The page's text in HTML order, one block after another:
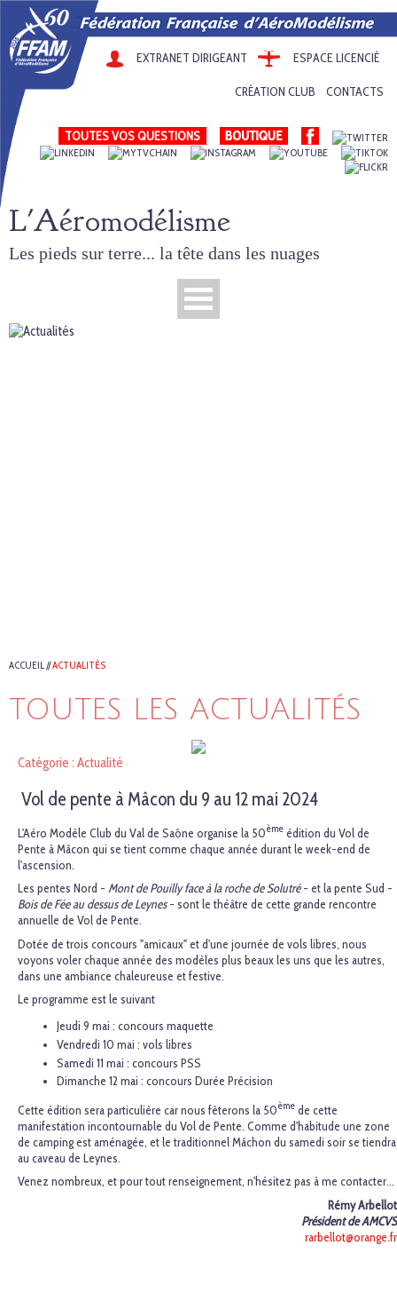
EXTRANET DIRIGEANT ESPACE LICENCIÉ
CRÉATION CLUB CONTACTS
TOUTES VOS QUESTIONS
L'Aéromodélisme
Les pieds sur terre... la tête dans les nuages
ACCUEIL//ACTUALITÉS
TOUTES LES ACTUALITÉS
Catégorie : Actualité
Vol de pente à Mâcon du 9 au 12 mai 2024
L'Aéro Modèle Club du Val de Saône organise la 50ème édition du Vol de
Pente à Mâcon qui se tient comme chaque année durant le week-end de
l'ascension.
Les pentes Nord - Mont de Pouilly face à la roche de Solutré- et la pente Sud -
Bois de Fée au dessus de Leynes- sont le théâtre de cette grande rencontre
annuelle de Vol de Pente.
Dotée de trois concours "amicaux" et d'une journée de vols libres, nous
voyons voler chaque année des modèles plus beaux les uns que les autres,
dans une ambiance chaleureuse et festive.
Le programme est le suivant
Jeudi 9 mai : concours maquette
Vendredi 10 mai : vols libres
Samedi 11 mai : concours PSS
Dimanche 12 mai : concours Durée Précision
Cette édition sera particulière car nous fêterons la 50ème de cette
manifestation incontournable du Vol de Pente. Comme d'habitude une zone
de camping est aménagée, et le traditionnel Mâchon du samedi soir se tiendra
au caveau de Leynes.
Venez nombreux, et pour tout renseignement, n'hésitez pas à me contacter...
Rémy Arbellot
Président de AMCVS
rarbellot@orange.fr